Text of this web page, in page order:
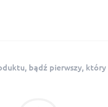
bądź pierwszy, który